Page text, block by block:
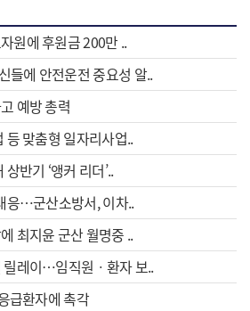
원에 후원금 200만 ..
들에 안전운전 중요성 알..
예방 총력
등 맞춤형 일자리사업..
반기 ‘앵커 리더’..
응…군산소방서, 이차..
최지윤 군산 월명중 ..
릴레이…임직원ㆍ환자 보..
급환자에 촉각